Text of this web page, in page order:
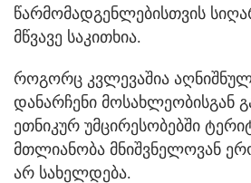
წარმომადგენლებისთვის
მწვავე საკითხია.
როგორც კვლევაშია
დანარჩენი მოსახლეობისგან
ეთნიკურ უმცირესობებში
მთლიანობა მნიშვნელოვან
არ სახელდება.